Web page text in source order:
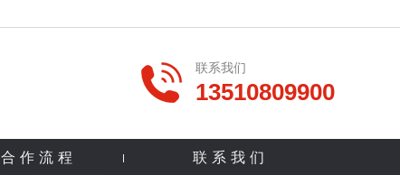
联系我们
13510809900
合作流程 联系我们